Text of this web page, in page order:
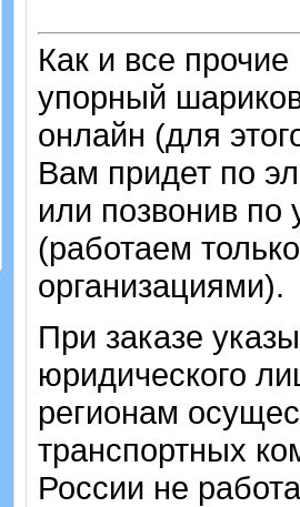
Как и все
упорный
онлайн (для
Вам придет по
или позвонив
(работаем
организациями).
При заказе
юридического
регионам
транспортных
России не